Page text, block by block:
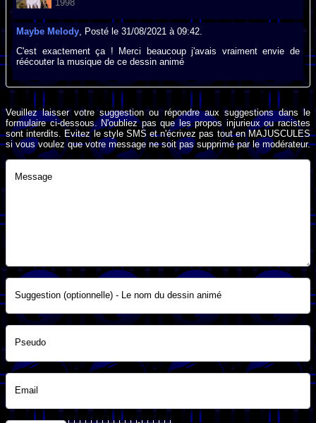
1998
Maybe Melody, Posté le 31/08/2021 à 09:42.
C'est exactement ça ! Merci beaucoup j'avais vraiment envie de
réécouter la musique de ce dessin animé
Veuillez laisser votre suggestion ou répondre aux suggestions dans le
formulaire ci-dessous. N'oubliez pas que les propos injurieux ou racistes
sont interdits. Evitez le style SMS et n'écrivez pas tout en MAJUSCULES
si vous voulez que votre message ne soit pas supprimé par le modérateur.
Message
Suggestion (optionnelle) - Le nom du dessin animé
Pseudo
Email